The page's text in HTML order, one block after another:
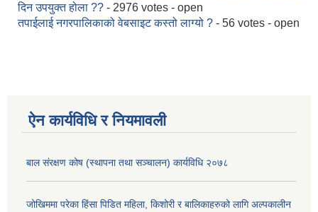
दिन उपयुक्त होला ?? - 2976 votes - open
तपाईलाई नगरपालिकाको वेबसाइट कस्तो लाग्यो ? - 56 votes - open
ऐन कार्यविधि र नियमावली
बाल संरक्षण कोष (स्थापना तथा सञ्चालन) कार्यविधि २०७८
जोखिममा परेका हिंसा पिडित महिला, किशोरी र बालिकाहरुको लागि अल्पकालीन